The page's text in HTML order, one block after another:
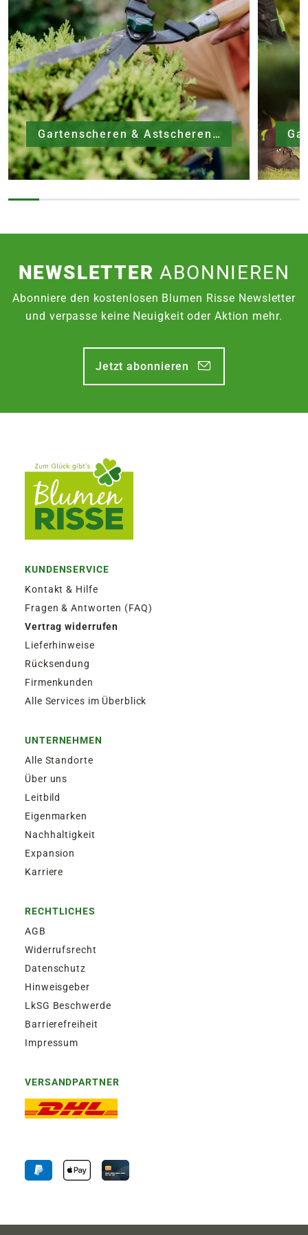
14,95€
SPEDITIONSVERSAND
29,95€
Gartenscheren & Astscheren
NEWSLETTERABONNIEREN
Abonniere den kostenlosen Blumen Risse Newsletter
und verpasse keine Neuigkeit oder Aktion mehr.
Jetzt abonnieren
KUNDENSERVICE
Kontakt & Hilfe
Fragen & Antworten (FAQ)
Vertrag widerrufen
Lieferhinweise
Rücksendung
Firmenkunden
Alle Services im Überblick
UNTERNEHMEN
Alle Standorte
Über uns
Leitbild
Eigenmarken
Nachhaltigkeit
Expansion
Karriere
RECHTLICHES
AGB
Widerrufsrecht
Datenschutz
Hinweisgeber
LkSG Beschwerde
Barrierefreiheit
Impressum
VERSANDPARTNER